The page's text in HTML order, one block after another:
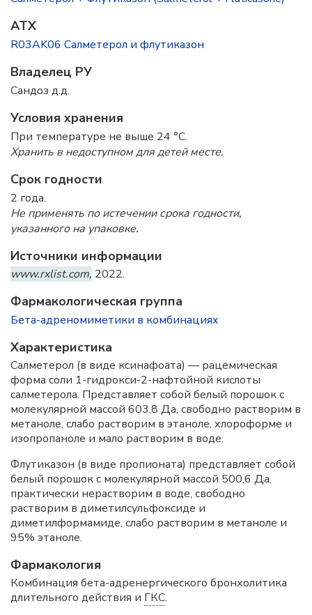
ATX
R03AK06 Салметерол и флутиказон
Владелец РУ
Сандоз д.д.
Условия хранения
При температуре не выше 24 °C.
Хранить в недоступном для детей месте.
Срок годности
2 года.
Не применять по истечении срока годности,
указанного на упаковке.
Источники информации
www.rxlist.com, 2022.
Фармакологическая группа
Бета-адреномиметики в комбинациях
Характеристика
Салметерол (в виде ксинафоата) — рацемическая
форма соли 1-гидрокси-2-нафтойной кислоты
салметерола. Представляет собой белый порошок с
молекулярной массой 603,8 Да, свободно растворим в
метаноле, слабо растворим в этаноле, хлороформе и
изопропаноле и мало растворим в воде.
Флутиказон (в виде пропионата) представляет собой
белый порошок с молекулярной массой 500,6 Да,
практически нерастворим в воде, свободно
растворим в диметилсульфоксиде и
диметилформамиде, слабо растворим в метаноле и
95% этаноле.
Фармакология
Комбинация бета-адренергического бронхолитика
длительного действия и ГКС.